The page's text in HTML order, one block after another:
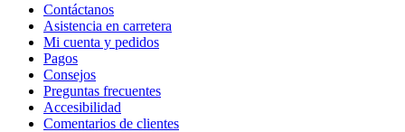
Contáctanos
Asistencia en carretera
Mi cuenta y pedidos
Pagos
Consejos
Preguntas frecuentes
Accesibilidad
Comentarios de clientes